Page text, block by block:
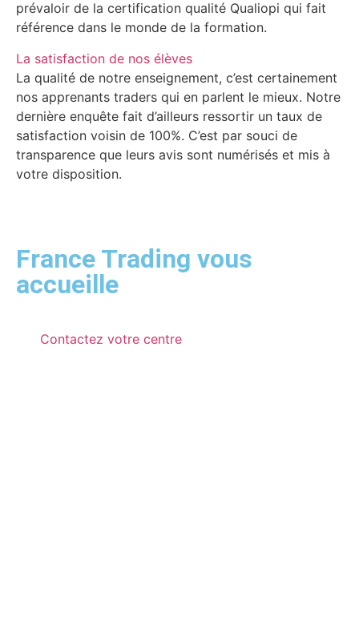
prévaloir de la certification qualité Qualiopi qui fait
référence dans le monde de la formation.
La satisfaction de nos élèves
La qualité de notre enseignement, c’est certainement
nos apprenants traders qui en parlent le mieux. Notre
dernière enquête fait d’ailleurs ressortir un taux de
satisfaction voisin de 100%. C’est par souci de
transparence que leurs avis sont numérisés et mis à
votre disposition.
France Trading vous
accueille
Contactez votre centre